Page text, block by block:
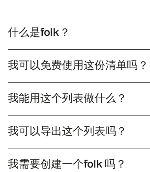
什么是folk？
无缝连接，操作便捷。
我可以免费使用这份清单吗？
清单"即可打开并查阅。若需将此清单
属，只需点击"复制"按钮，您将获得可
清单副本。
我能用这个列表做什么？
folk 启动外联邮件活动。随后您可通过
松追踪这些关系。
我可以导出这个列表吗？
复制该列表，然后点击导出即可。
我需要创建一个folk 吗？